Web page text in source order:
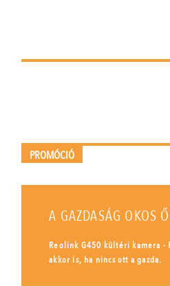
PROMÓCIÓ
A GAZDASÁG OKOS
Reolink G450 kültéri kamera -
akkor is, ha nincs ott a gazda.